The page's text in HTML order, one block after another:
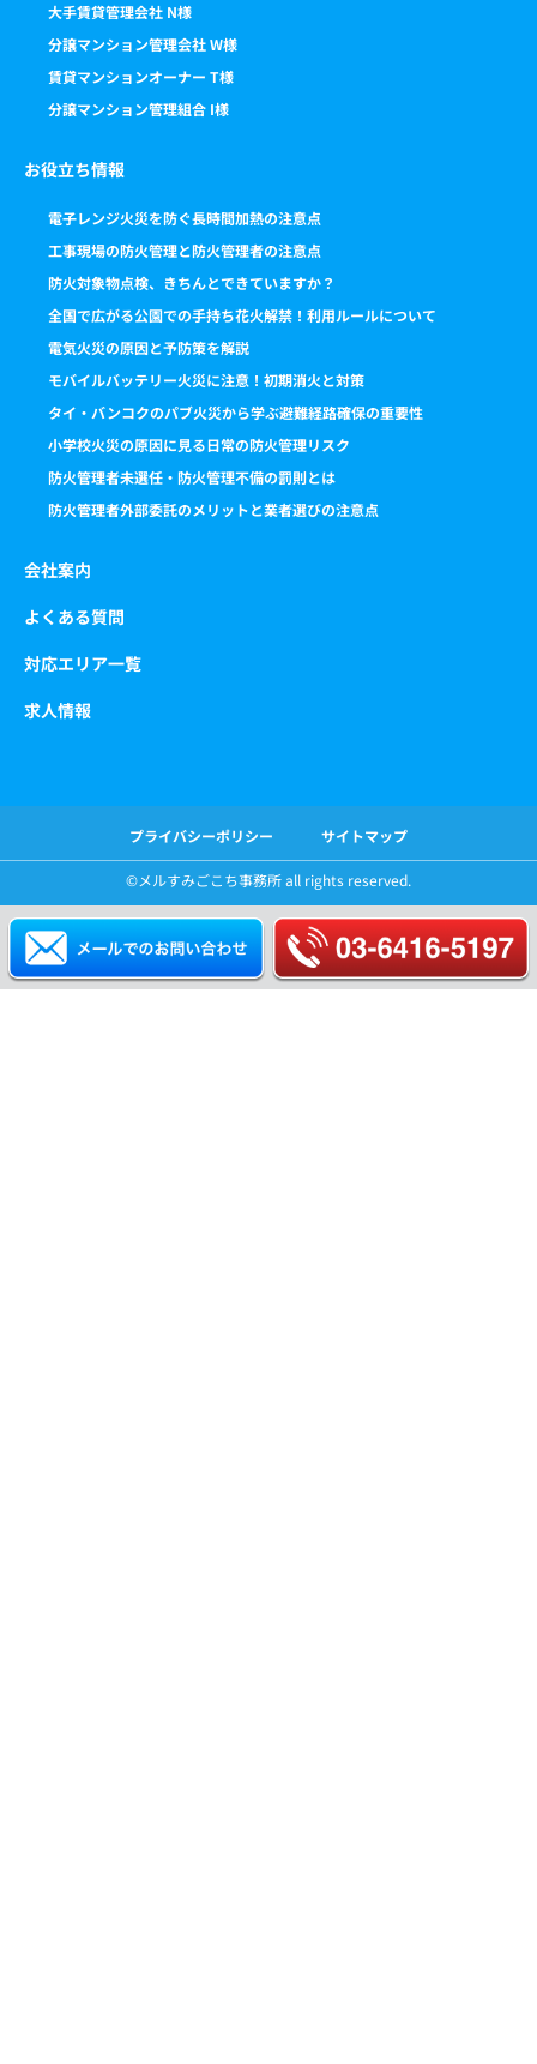
大手賃貸管理会社 N様
分譲マンション管理会社 W様
賃貸マンションオーナー T様
分譲マンション管理組合 I様
お役立ち情報
電子レンジ火災を防ぐ長時間加熱の注意点
工事現場の防火管理と防火管理者の注意点
防火対象物点検、きちんとできていますか？
全国で広がる公園での手持ち花火解禁！利用ルールについて
電気火災の原因と予防策を解説
モバイルバッテリー火災に注意！初期消火と対策
タイ・バンコクのパブ火災から学ぶ避難経路確保の重要性
小学校火災の原因に見る日常の防火管理リスク
防火管理者未選任・防火管理不備の罰則とは
防火管理者外部委託のメリットと業者選びの注意点
会社案内
よくある質問
対応エリア一覧
求人情報
プライバシーポリシー サイトマップ
©️メルすみごこち事務所 all rights reserved.